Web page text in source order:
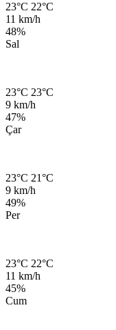
23°C 22°C
11 km/h
48%
Sal
23°C 23°C
9 km/h
47%
Çar
23°C 21°C
9 km/h
49%
Per
23°C 22°C
11 km/h
45%
Cum